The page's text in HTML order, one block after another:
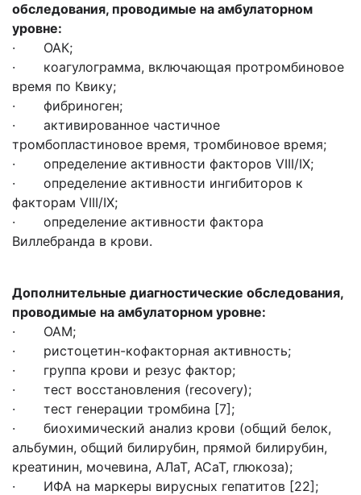
обследования, проводимые на амбулаторном
уровне:
· ОАК;
· коагулограмма, включающая протромбиновое
время по Квику;
· фибриноген;
· активированное частичное
тромбопластиновое время, тромбиновое время;
· определение активности факторов VIII/IX;
· определение активности ингибиторов к
факторам VIII/IX;
· определение активности фактора
Виллебранда в крови.
Дополнительные диагностические обследования,
проводимые на амбулаторном уровне:
· ОАМ;
· ристоцетин-кофакторная активность;
· группа крови и резус фактор;
· тест восстановления (recovery);
· тест генерации тромбина [7];
· биохимический анализ крови (общий белок,
альбумин, общий билирубин, прямой билирубин,
креатинин, мочевина, АЛаТ, АСаТ, глюкоза);
· ИФА на маркеры вирусных гепатитов [22];